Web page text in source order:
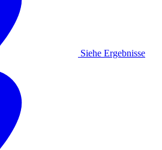
Siehe Ergebnisse